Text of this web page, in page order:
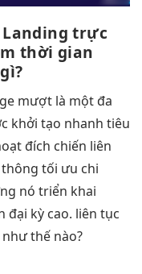
Landingtrực
thời gian
mượt là một đa
khởi tạo nhanh tiêu
đích chiến liên
tối ưu chi
nó triển khai
đại kỳ cao. liên tục
thế nào?